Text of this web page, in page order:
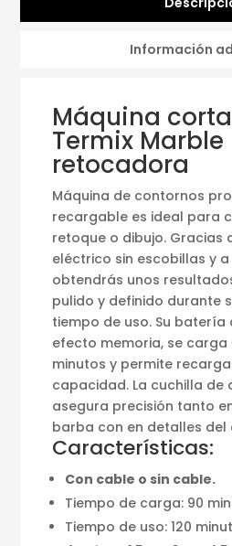
Información
Máquina
Termix Marble
retocadora
Máquina de contornos
recargable es ideal para
retoque o dibujo. Gracias
eléctrico sin escobillas y a
obtendrás unos
pulido y definido durante
tiempo de uso. Su batería
efecto memoria, se carga
minutos y permite
capacidad. La cuchilla de
asegura precisión tanto
barba con en detalles del
Características:
Con cable o sin cable.
Tiempo de carga: 90
Tiempo de uso: 120